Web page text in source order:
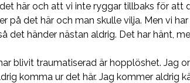
här och att vi inte ryggar tillbaks för att
på det här och man skulle vilja. Men vi har
det händer nästan aldrig. Det har hänt,
blivit traumatiserad är hopplöshet. Jag
komma ur det här. Jag kommer aldrig